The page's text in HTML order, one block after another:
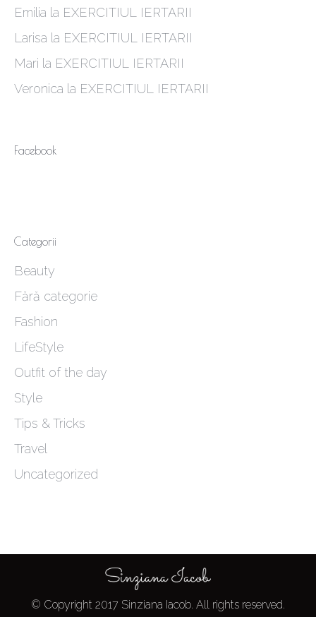
Emilia la EXERCITIUL IERTARII
Larisa la EXERCITIUL IERTARII
Mari la EXERCITIUL IERTARII
Veronica la EXERCITIUL IERTARII
Facebook
Categorii
Beauty
Fără categorie
Fashion
LifeStyle
Outfit of the day
Style
Tips & Tricks
Travel
Uncategorized
© Copyright 2017 Sinziana Iacob. All rights reserved.